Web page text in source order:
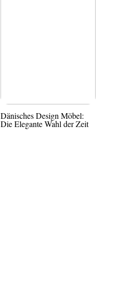
Dänisches Design Möbel:
Die Elegante Wahl der Zeit